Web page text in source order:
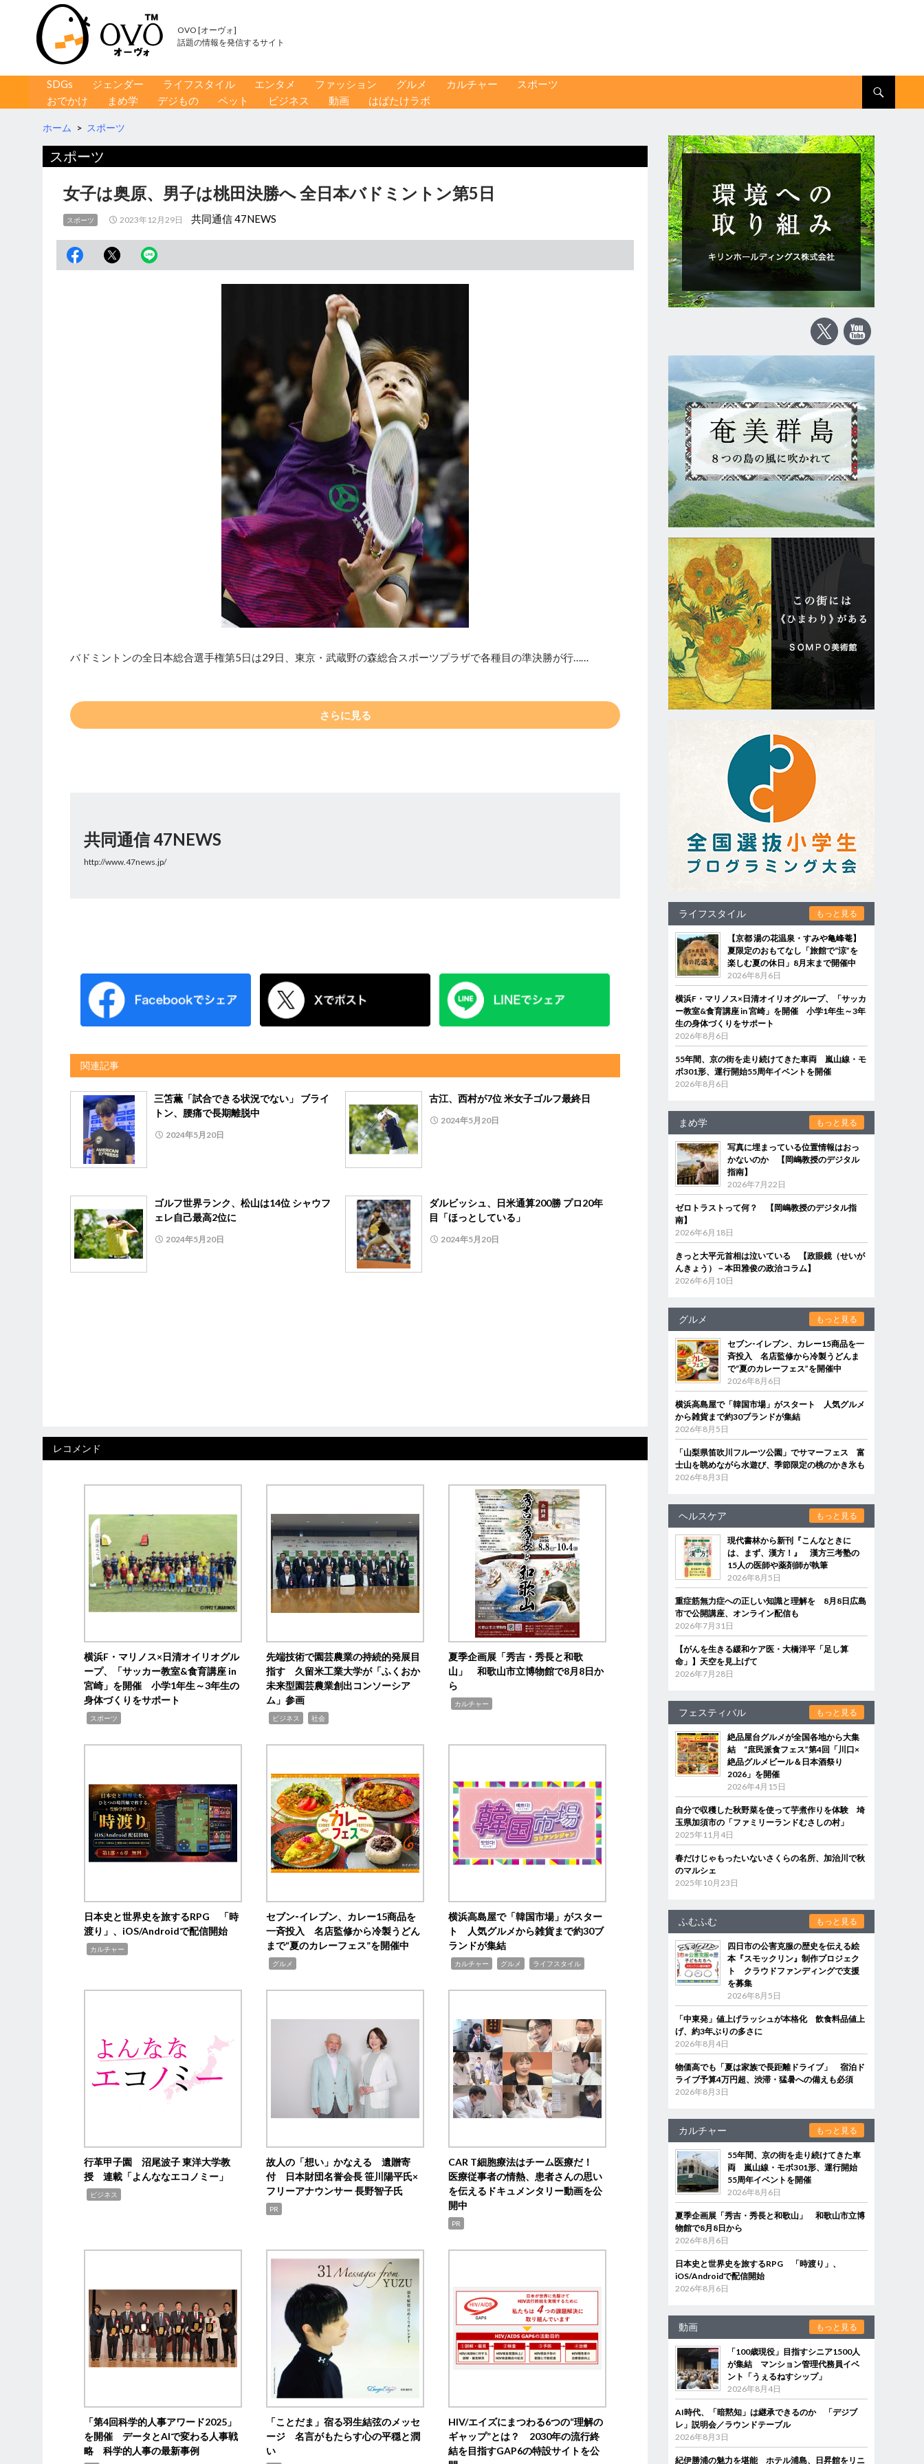
OVO [オーヴォ]
話題の情報を発信するサイト
コンテンツへ移動
SDGs ジェンダー ライフスタイル エンタメ ファッション グルメ カルチャー
スポーツ
おでかけ
まめ学 デジもの ペット ビジネス 動画 はばたけラボ
ホーム > スポーツ
スポーツ
女子は奥原、男子は桃田決勝へ 全日本バドミントン第5日
スポーツ 2023年12月29日 共同通信 47NEWS
バドミントンの全日本総合選手権第5日は29日、東京・武蔵野の森総合スポーツプラザで各種目の準決勝が行……
さらに見る
共同通信 47NEWS
http://www.47news.jp/
関連記事
三笘薫「試合できる状況でない」 ブライ
トン、腰痛で長期離脱中
2024年5月20日
古江、西村が7位 米女子ゴルフ最終日
2024年5月20日
ゴルフ世界ランク、松山は14位 シャウフ
ェレ自己最高2位に
2024年5月20日
ダルビッシュ、日米通算200勝 プロ20年
目「ほっとしている」
2024年5月20日
レコメンド
横浜F・マリノス×日清オイリオグル
ープ、「サッカー教室&食育講座 in
宮崎」を開催 小学1年生～3年生の
身体づくりをサポート
スポーツ
先端技術で園芸農業の持続的発展目
指す 久留米工業大学が「ふくおか
未来型園芸農業創出コンソーシア
ム」参画
ビジネス 社会
夏季企画展「秀吉・秀長と和歌
山」 和歌山市立博物館で8月8日か
ら
カルチャー
日本史と世界史を旅するRPG 「時
渡り」、iOS/Androidで配信開始
カルチャー
セブン‐イレブン、カレー15商品を
一斉投入 名店監修から冷製うどん
まで“夏のカレーフェス”を開催中
グルメ
横浜高島屋で「韓国市場」がスター
ト 人気グルメから雑貨まで約30ブ
ランドが集結
カルチャー グルメ ライフスタイル
行革甲子園 沼尾波子 東洋大学教
授 連載「よんななエコノミー」
ビジネス
故人の「想い」かなえる 遺贈寄
付 日本財団名誉会長 笹川陽平氏×
フリーアナウンサー 長野智子氏
PR
CAR T細胞療法はチーム医療だ！
医療従事者の情熱、患者さんの思い
を伝えるドキュメンタリー動画を公
開中
PR
「第4回科学的人事アワード2025」
を開催 データとAIで変わる人事戦
略 科学的人事の最新事例
「ことだま」宿る羽生結弦のメッセ
ージ 名言がもたらす心の平穏と潤
い
HIV/エイズにまつわる6つの“理解の
ギャップ”とは？ 2030年の流行終
結を目指すGAP6の特設サイトを公
ライフスタイル もっと見る
【京都 湯の花温泉・すみや亀峰菴】
夏限定のおもてなし「旅館で“涼”を
楽しむ夏の休日」8月末まで開催中
2026年8月6日
横浜F・マリノス×日清オイリオグループ、「サッカ
ー教室&食育講座 in 宮崎」を開催 小学1年生～3年
生の身体づくりをサポート
2026年8月6日
55年間、京の街を走り続けてきた車両 嵐山線・モ
ボ301形、運行開始55周年イベントを開催
2026年8月6日
まめ学 もっと見る
写真に埋まっている位置情報はおっ
かないのか 【岡嶋教授のデジタル
指南】
2026年7月22日
ゼロトラストって何？ 【岡嶋教授のデジタル指
南】
2026年6月18日
きっと大平元首相は泣いている 【政眼鏡（せいが
んきょう）－本田雅俊の政治コラム】
2026年6月10日
グルメ もっと見る
セブン‐イレブン、カレー15商品を一
斉投入 名店監修から冷製うどんま
で“夏のカレーフェス”を開催中
2026年8月6日
横浜高島屋で「韓国市場」がスタート 人気グルメ
から雑貨まで約30ブランドが集結
2026年8月5日
「山梨県笛吹川フルーツ公園」でサマーフェス 富
士山を眺めながら水遊び、季節限定の桃のかき氷も
2026年8月3日
ヘルスケア もっと見る
現代書林から新刊『こんなときに
は、まず、漢方！』 漢方三考塾の
15人の医師や薬剤師が執筆
2026年8月5日
重症筋無力症への正しい知識と理解を 8月8日広島
市で公開講座、オンライン配信も
2026年7月31日
【がんを生きる緩和ケア医・大橋洋平「足し算
命」】天空を見上げて
2026年7月28日
フェスティバル もっと見る
絶品屋台グルメが全国各地から大集
結 “庶民派食フェス”第4回「川口×
絶品グルメビール＆日本酒祭り
2026」を開催
2026年4月15日
自分で収穫した秋野菜を使って芋煮作りを体験 埼
玉県加須市の「ファミリーランドむさしの村」
2025年11月4日
春だけじゃもったいないさくらの名所、加治川で秋
のマルシェ
2025年10月23日
ふむふむ もっと見る
四日市の公害克服の歴史を伝える絵
本『スモックリン』制作プロジェク
ト クラウドファンディングで支援
を募集
2026年8月5日
「中東発」値上げラッシュが本格化 飲食料品値上
げ、約3年ぶりの多さに
2026年8月4日
物価高でも「夏は家族で長距離ドライブ」 宿泊ド
ライブ予算4万円超、渋滞・猛暑への備えも必須
2026年8月3日
カルチャー もっと見る
55年間、京の街を走り続けてきた車
両 嵐山線・モボ301形、運行開始
55周年イベントを開催
2026年8月6日
夏季企画展「秀吉・秀長と和歌山」 和歌山市立博
物館で8月8日から
2026年8月6日
日本史と世界史を旅するRPG 「時渡り」、
iOS/Androidで配信開始
2026年8月6日
動画 もっと見る
「100歳現役」目指すシニア1500人
が集結 マンション管理代務員イベ
ント「うぇるねすシップ」
2026年8月4日
AI時代、「暗黙知」は継承できるのか 「デジブ
レ」説明会／ラウンドテーブル
2026年8月3日
紀伊勝浦の魅力を堪能 ホテル浦島、日昇館をリニ